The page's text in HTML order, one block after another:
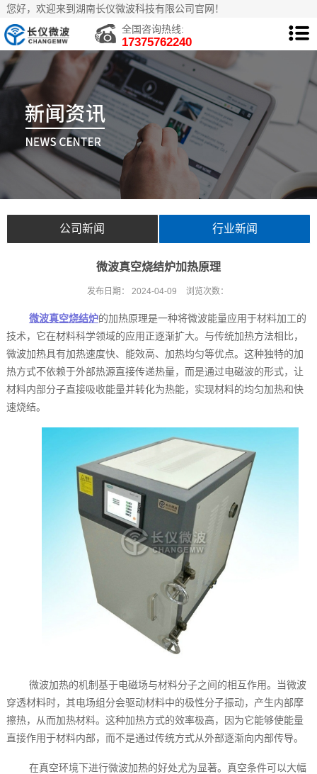
您好，欢迎来到湖南长仪微波科技有限公司官网！
全国咨询热线:
17375762240
公司新闻 行业新闻
微波真空烧结炉加热原理
发布日期： 2024-04-09 浏览次数：
微波真空烧结炉的加热原理是一种将微波能量应用于材料加工的
技术，它在材料科学领域的应用正逐渐扩大。与传统加热方法相比，
微波加热具有加热速度快、能效高、加热均匀等优点。这种独特的加
热方式不依赖于外部热源直接传递热量，而是通过电磁波的形式，让
材料内部分子直接吸收能量并转化为热能，实现材料的均匀加热和快
速烧结。
微波加热的机制基于电磁场与材料分子之间的相互作用。当微波
穿透材料时，其电场组分会驱动材料中的极性分子振动，产生内部摩
擦热，从而加热材料。这种加热方式的效率极高，因为它能够使能量
直接作用于材料内部，而不是通过传统方式从外部逐渐向内部传导。
在真空环境下进行微波加热的好处尤为显著。真空条件可以大幅